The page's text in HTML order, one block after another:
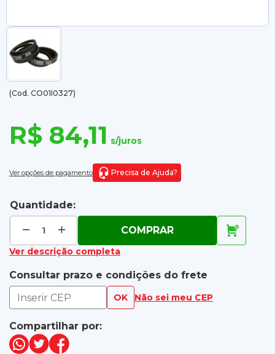
(Cod. CO01I0327)
R$ 84,11 s/juros
Ver opções de pagamento Precisa de Ajuda?
Quantidade:
COMPRAR
Ver descrição completa
Consultar prazo e condições do frete
OK Não sei meu CEP
Compartilhar por: